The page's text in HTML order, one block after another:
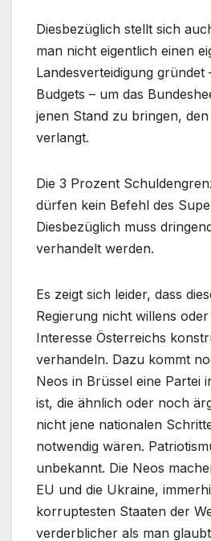
Diesbezüglich stellt sich
man nicht eigentlich einen
Landesverteidigung gründet
Budgets – um das
jenen Stand zu bringen,
verlangt.
Die 3 Prozent
dürfen kein Befehl des
Diesbezüglich muss
verhandelt werden.
Es zeigt sich leider, dass
Regierung nicht willens
Interesse Österreichs
verhandeln. Dazu kommt
Neos in Brüssel eine Partei
ist, die ähnlich oder noch
nicht jene nationalen
notwendig wären.
unbekannt. Die Neos
EU und die Ukraine,
korruptesten Staaten der
verderblicher als man